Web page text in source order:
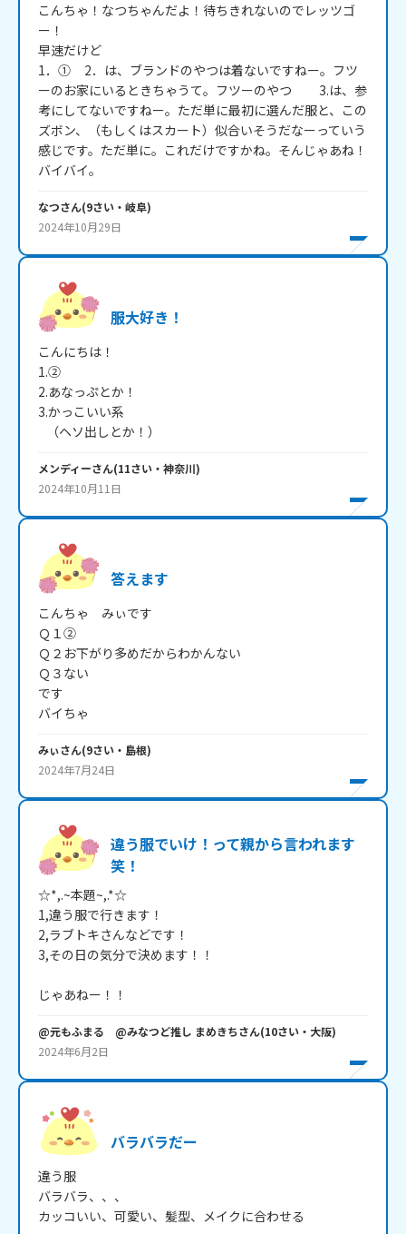
こんちゃ！なつちゃんだよ！待ちきれないのでレッツゴ
ー！
早速だけど
1．①     2．は、ブランドのやつは着ないですねー。フツ
ーのお家にいるときちゃうて。フツーのやつ          3.は、参
考にしてないですねー。ただ単に最初に選んだ服と、この
ズボン、（もしくはスカート）似合いそうだなーっていう
感じです。ただ単に。これだけですかね。そんじゃあね！
バイバイ。
なつさん(9さい・ 岐阜)
2024年10月29日
服大好き！
こんにちは！
1.②
2.あなっぷとか！
3.かっこいい系
   （ヘソ出しとか！）
メンディーさん(11さい・ 神奈川)
2024年10月11日
答えます
こんちゃ　みぃです
Ｑ１②
Ｑ２お下がり多めだからわかんない
Ｑ３ない
です
バイちゃ
みぃさん(9さい・ 島根)
2024年7月24日
違う服でいけ！って親から言われます
笑！
☆*,.~本題~,.*☆
1,違う服で行きます！
2,ラブトキさんなどです！
3,その日の気分で決めます！！
じゃあねー！！
@元もふまる @みなつど推し まめきちさん(10さい・ 大阪)
2024年6月2日
バラバラだー
違う服
バラバラ、、、
カッコいい、可愛い、髪型、メイクに合わせる